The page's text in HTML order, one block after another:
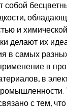
собой
и
делают их
в самых
в
в
с тем,